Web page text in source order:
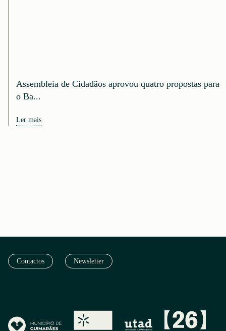
Assembleia de Cidadãos aprovou quatro propostas para
o Ba...
Ler mais
Contactos Newsletter